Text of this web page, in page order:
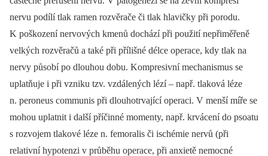
nervu podílí tlak ramen rozvěrače či tlak hlavičky při porodu.
K poškození nervových kmenů dochází při použití nepřiměřeně
velkých rozvěračů a také při přílišné délce operace, kdy tlak na
nervy působí po dlouhou dobu. Kompresivní mechanismus se
uplatňuje i při vzniku tzv. vzdálených lézí –⁠ např. tlaková léze
n. peroneus communis při dlouhotrvající operaci. V menší míře se
mohou uplatnit i další příčinné momenty, např. krvácení do psoatu
s rozvojem tlakové léze n. femoralis či ischémie nervů (při
relativní hypotenzi v průběhu operace, při anxietě nemocné